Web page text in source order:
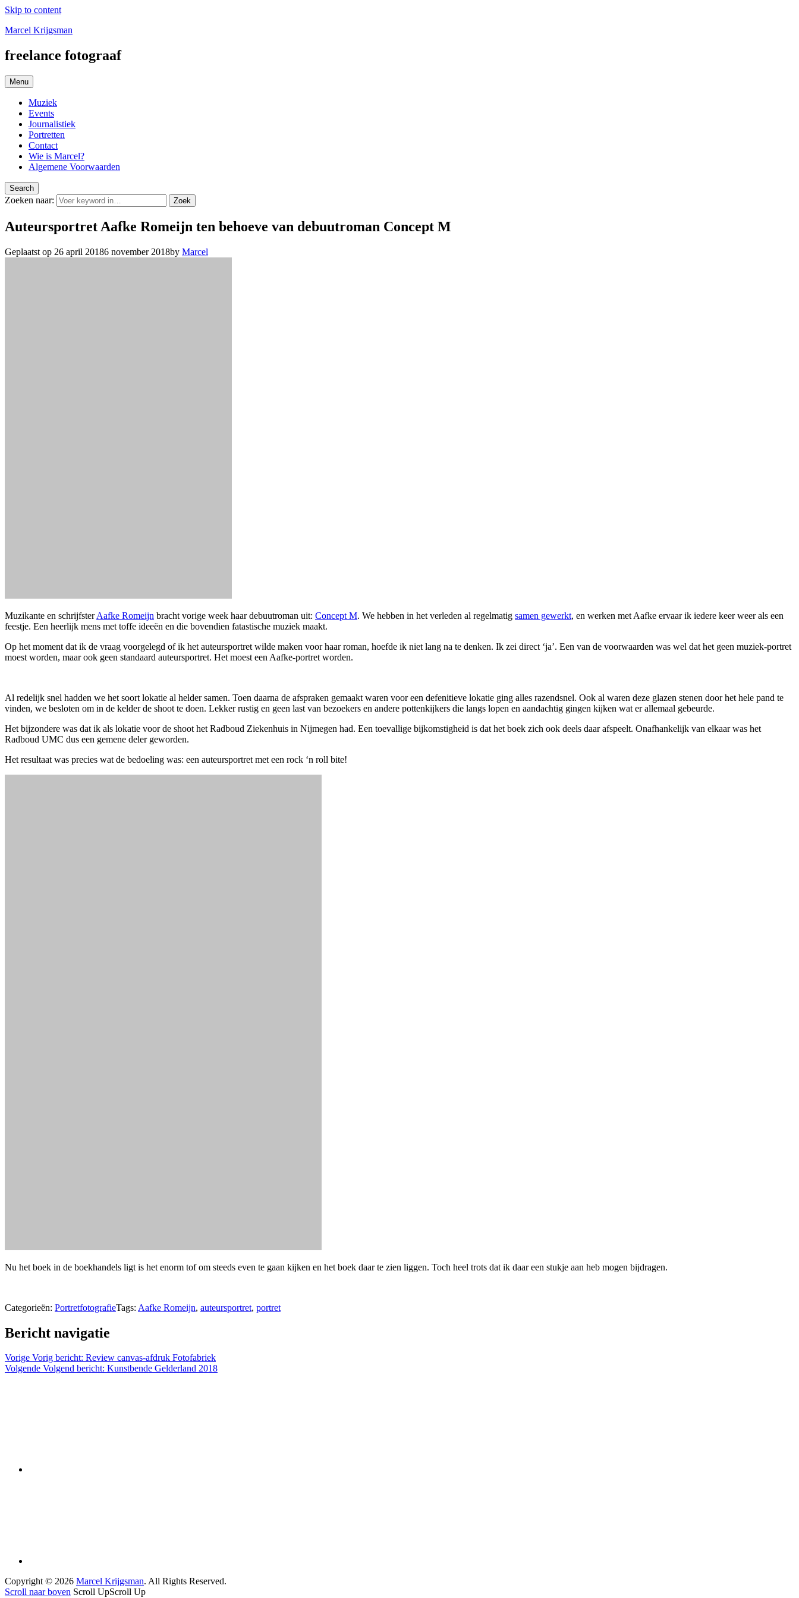
Skip to content
Marcel Krijgsman
freelance fotograaf
Menu
Muziek
Events
Journalistiek
Portretten
Contact
Wie is Marcel?
Algemene Voorwaarden
Search
Zoeken naar: Zoek
Auteursportret Aafke Romeijn ten behoeve van debuutroman Concept M
Geplaatst op 26 april 20186 november 2018by Marcel
Muzikante en schrijfsterAafke Romeijn bracht vorige week haar debuutroman uit: Concept M. We hebben in het verleden al regelmatig samen gewerkt, en werken met Aafke ervaar ik iedere keer weer als een
feestje. Een heerlijk mens met toffe ideeën en die bovendien fatastische muziek maakt.
Op het moment dat ik de vraag voorgelegd of ik het auteursportret wilde maken voor haar roman, hoefde ik niet lang na te denken. Ik zei direct ‘ja’. Een van de voorwaarden was wel dat het geen muziek-portret
moest worden, maar ook geen standaard auteursportret. Het moest een Aafke-portret worden.
Al redelijk snel hadden we het soort lokatie al helder samen. Toen daarna de afspraken gemaakt waren voor een defenitieve lokatie ging alles razendsnel. Ook al waren deze glazen stenen door het hele pand te
vinden, we besloten om in de kelder de shoot te doen. Lekker rustig en geen last van bezoekers en andere pottenkijkers die langs lopen en aandachtig gingen kijken wat er allemaal gebeurde.
Het bijzondere was dat ik als lokatie voor de shoot het Radboud Ziekenhuis in Nijmegen had. Een toevallige bijkomstigheid is dat het boek zich ook deels daar afspeelt. Onafhankelijk van elkaar was het
Radboud UMC dus een gemene deler geworden.
Het resultaat was precies wat de bedoeling was: een auteursportret met een rock ‘n roll bite!
Nu het boek in de boekhandels ligt is het enorm tof om steeds even te gaan kijken en het boek daar te zien liggen. Toch heel trots dat ik daar een stukje aan heb mogen bijdragen.
Categorieën: PortretfotografieTags: Aafke Romeijn, auteursportret, portret
Bericht navigatie
Vorige Vorig bericht: Review canvas-afdruk Fotofabriek
Volgende Volgend bericht: Kunstbende Gelderland 2018
Copyright © 2026 Marcel Krijgsman. All Rights Reserved.
Scroll naar boven Scroll UpScroll Up